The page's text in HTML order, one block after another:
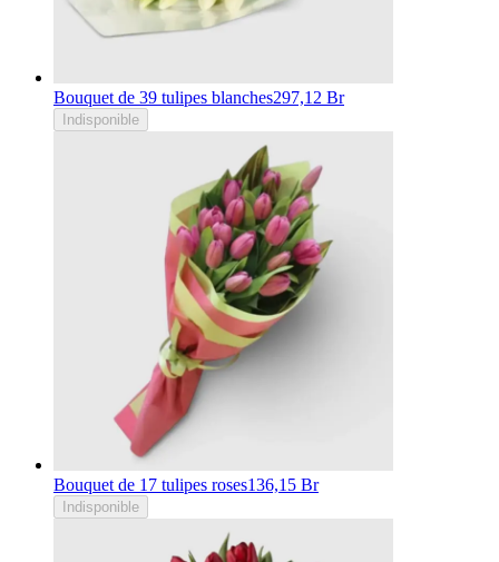
Bouquet de 39 tulipes blanches297,12 Br
Indisponible
Bouquet de 17 tulipes roses136,15 Br
Indisponible